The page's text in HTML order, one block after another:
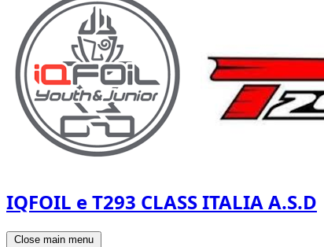
IQFOIL e T293 CLASS ITALIA A.S.D
Close main menu